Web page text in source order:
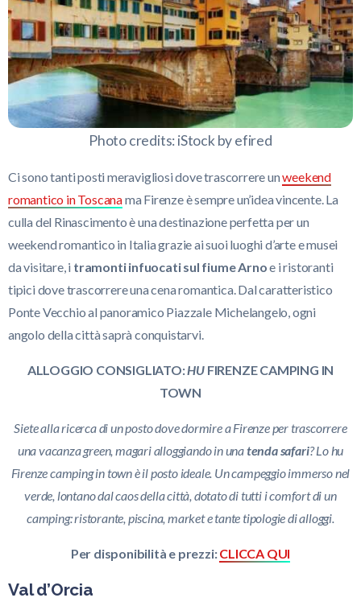
Photo credits: iStock by efired
Ci sono tanti posti meravigliosi dove trascorrere unweekend
romantico in Toscanama Firenze è sempre un’idea vincente. La
culla del Rinascimento è una destinazione perfetta per un
weekend romantico in Italia grazie ai suoi luoghi d’arte e musei
da visitare, i tramonti infuocati sul fiume Arnoe i ristoranti
tipici dove trascorrere una cena romantica. Dal caratteristico
Ponte Vecchio al panoramico Piazzale Michelangelo, ogni
angolo della città saprà conquistarvi.
ALLOGGIO CONSIGLIATO:HU FIRENZE CAMPING IN
TOWN
Siete alla ricerca di un posto dove dormire a Firenze per trascorrere
una vacanza green, magari alloggiando in unatenda safari? Lo hu
Firenze camping in town è il posto ideale. Un campeggio immerso nel
verde, lontano dal caos della città, dotato di tutti i comfort di un
camping: ristorante, piscina, market e tante tipologie di alloggi.
Per disponibilità e prezzi:CLICCA QUI
Val d’Orcia